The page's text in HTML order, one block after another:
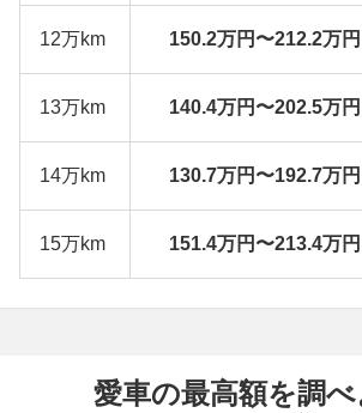
12万km 150.2万円〜212.2万円
13万km 140.4万円〜202.5万円
14万km 130.7万円〜192.7万円
15万km 151.4万円〜213.4万円
愛車の最高額を調べ